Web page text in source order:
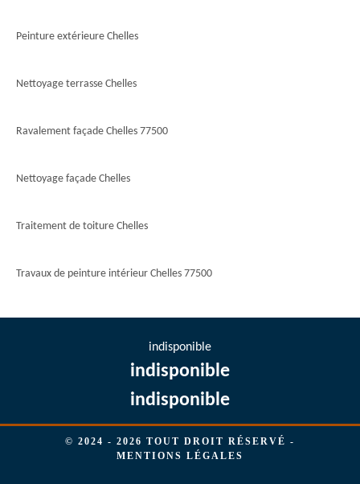
Peinture extérieure Chelles
Nettoyage terrasse Chelles
Ravalement façade Chelles 77500
Nettoyage façade Chelles
Traitement de toiture Chelles
Travaux de peinture intérieur Chelles 77500
indisponible
indisponible
indisponible
© 2024 - 2026 TOUT DROIT RÉSERVÉ -
MENTIONS LÉGALES